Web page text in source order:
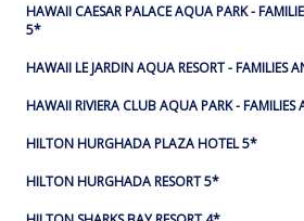
HAWAII CAESAR PALACE AQUA PARK -
5*
HAWAII LE JARDIN AQUA RESORT - FAMILIES
HAWAII RIVIERA CLUB AQUA PARK -
HILTON HURGHADA PLAZA HOTEL 5*
HILTON HURGHADA RESORT 5*